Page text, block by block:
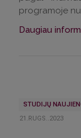
programoje
Daugiau
STUDIJŲ
21.RUGS..2023